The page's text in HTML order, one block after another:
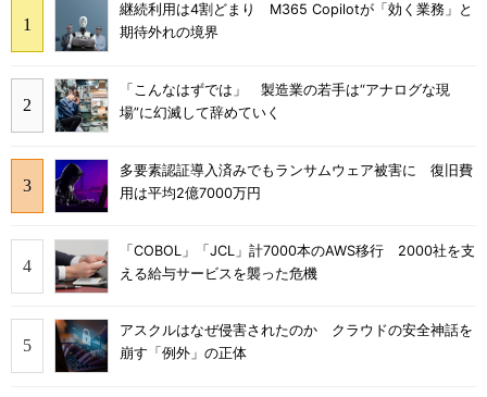
継続利用は4割どまり M365 Copilotが「効く業務」と
期待外れの境界
「こんなはずでは」 製造業の若手は“アナログな現
場”に幻滅して辞めていく
多要素認証導入済みでもランサムウェア被害に 復旧費
用は平均2億7000万円
「COBOL」「JCL」計7000本のAWS移行 2000社を支
える給与サービスを襲った危機
アスクルはなぜ侵害されたのか クラウドの安全神話を
崩す「例外」の正体